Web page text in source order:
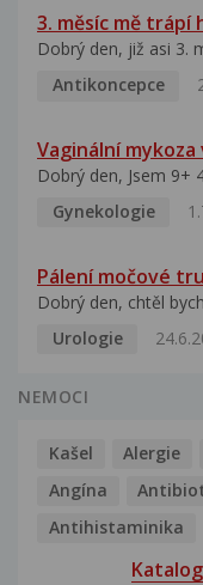
3. měsíc mě trápí
Dobrý den, již asi 3.
Antikoncepce
Vaginální
Dobrý den, Jsem 9+
Gynekologie
Pálení močové
Dobrý den, chtěl
Urologie
NEMOCI
Kašel Alergie
Angína
Antihistaminika